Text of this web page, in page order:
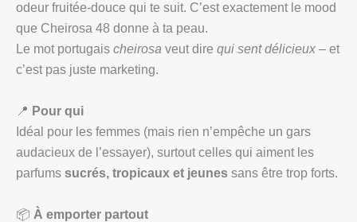
odeur fruitée‑douce qui te suit. C’est exactement le mood
que Cheirosa 48 donne à ta peau.
Le mot portugais cheirosa veut dire qui sent délicieux – et
c’est pas juste marketing.
📍 Pour qui
Idéal pour les femmes (mais rien n’empêche un gars
audacieux de l’essayer), surtout celles qui aiment les
parfums sucrés, tropicaux et jeunes sans être trop forts.
📦 À emporter partout